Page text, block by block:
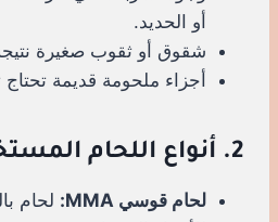
أو الحديد.
شقوق أو ثقوب صغيرة
أجزاء ملحومة قديمة تحتاج
2. أنواع اللحام المستخدم
لحام قوسي MMA:
لحام